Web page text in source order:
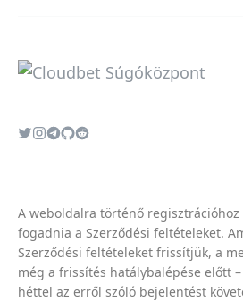
A weboldalra történő
fogadnia a Szerződési feltételeket.
Szerződési feltételeket frissítjük, a
még a frissítés hatálybalépése előtt
héttel az erről szóló bejelentést